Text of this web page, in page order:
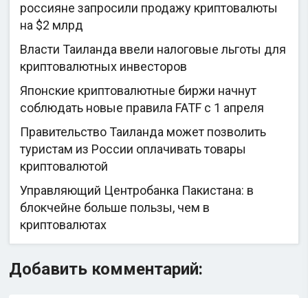
россияне запросили продажу криптовалюты
на $2 млрд
Власти Таиланда ввели налоговые льготы для
криптовалютных инвесторов
Японские криптовалютные биржи начнут
соблюдать новые правила FATF с 1 апреля
Правительство Таиланда может позволить
туристам из России оплачивать товары
криптовалютой
Управляющий Центробанка Пакистана: в
блокчейне больше пользы, чем в
криптовалютах
Добавить комментарий: